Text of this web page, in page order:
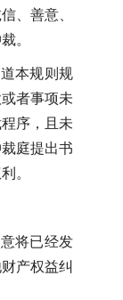
、善意、
。
本规则规
者事项未
序，且未
庭提出书
。
将已经发
产权益纠